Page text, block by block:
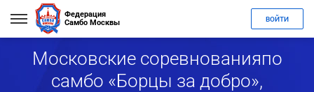
Федерация
Самбо Москвы
ВОЙТИ
Московские соревнованияпо
самбо «Борцы за добро»,